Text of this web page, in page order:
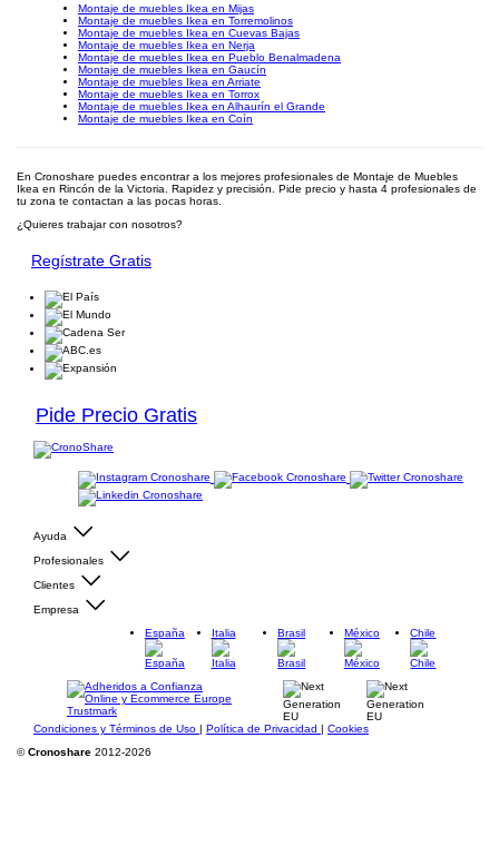
Montaje de muebles Ikea en Mijas
Montaje de muebles Ikea en Torremolinos
Montaje de muebles Ikea en Cuevas Bajas
Montaje de muebles Ikea en Nerja
Montaje de muebles Ikea en Pueblo Benalmadena
Montaje de muebles Ikea en Gaucín
Montaje de muebles Ikea en Arriate
Montaje de muebles Ikea en Torrox
Montaje de muebles Ikea en Alhaurín el Grande
Montaje de muebles Ikea en Coín
En Cronoshare puedes encontrar a los mejores profesionales de Montaje de Muebles
Ikea en Rincón de la Victoria. Rapidez y precisión. Pide precio y hasta 4 profesionales de
tu zona te contactan a las pocas horas.
¿Quieres trabajar con nosotros?
Regístrate Gratis
Pide Precio Gratis
Ayuda
Profesionales
Clientes
Empresa
España
Italia Brasil México Chile
Condiciones y Términos de Uso | Política de Privacidad | Cookies
©Cronoshare 2012-2026